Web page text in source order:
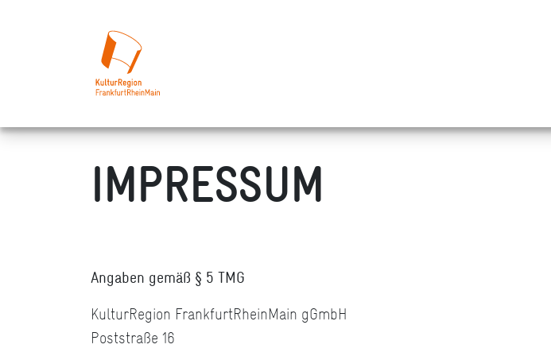
IMPRESSUM
Angaben gemäß § 5 TMG
KulturRegion FrankfurtRheinMain gGmbH
Poststraße 16